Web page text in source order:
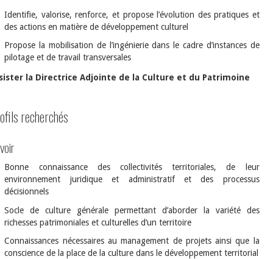
Identifie, valorise, renforce, et propose l’évolution des pratiques et
des actions en matière de développement culturel
Propose la mobilisation de l’ingénierie dans le cadre d’instances de
pilotage et de travail transversales
la Directrice Adjointe de la Culture et du Patrimoine
recherchés
Bonne connaissance des collectivités territoriales, de leur
environnement juridique et administratif et des processus
décisionnels
Socle de culture générale permettant d’aborder la variété des
richesses patrimoniales et culturelles d’un territoire
Connaissances nécessaires au management de projets ainsi que la
conscience de la place de la culture dans le développement territorial